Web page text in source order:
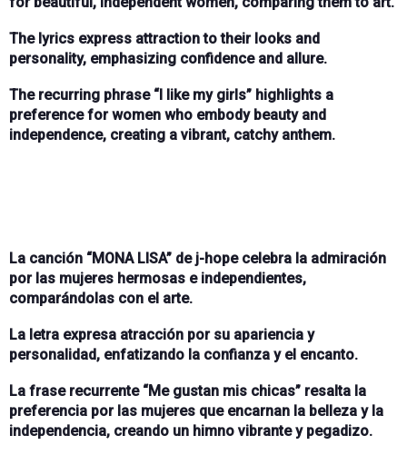
The lyrics express attraction to their looks and
personality, emphasizing confidence and allure.
The recurring phrase “I like my girls” highlights a
preference for women who embody beauty and
independence, creating a vibrant, catchy anthem.
La canción “MONA LISA” de j-hope celebra la admiración
por las mujeres hermosas e independientes,
comparándolas con el arte.
La letra expresa atracción por su apariencia y
personalidad, enfatizando la confianza y el encanto.
La frase recurrente “Me gustan mis chicas” resalta la
preferencia por las mujeres que encarnan la belleza y la
independencia, creando un himno vibrante y pegadizo.